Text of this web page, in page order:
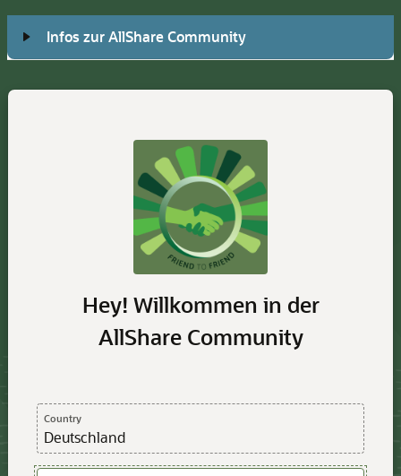
Infos zur AllShare Community
Hey! Willkommen in der
AllShare Community
Country
Deutschland